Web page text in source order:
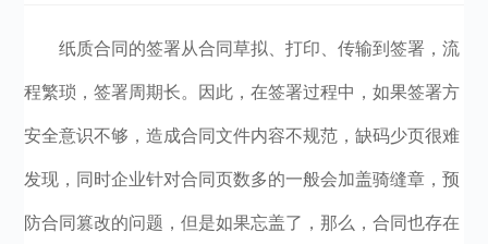
纸质合同的签署从合同草拟、打印、传输到签署，流
程繁琐，签署周期长。因此，在签署过程中，如果签署方
安全意识不够，造成合同文件内容不规范，缺码少页很难
发现，同时企业针对合同页数多的一般会加盖骑缝章，预
防合同篡改的问题，但是如果忘盖了，那么，合同也存在